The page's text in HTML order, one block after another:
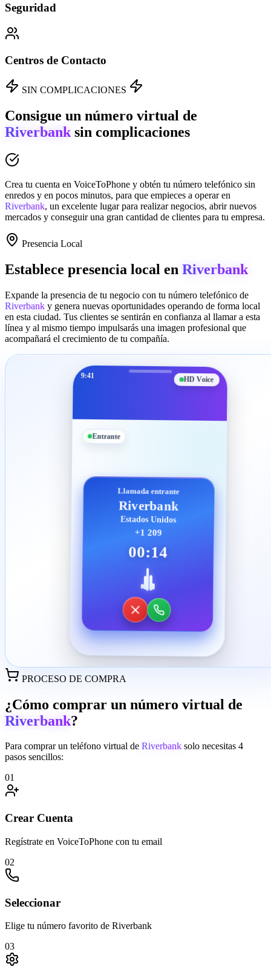
Seguridad
Centros de Contacto
SIN COMPLICACIONES
Consigue un número virtual de
Riverbank sin complicaciones
Crea tu cuenta en VoiceToPhone y obtén tu número telefónico sin
enredos y en pocos minutos, para que empieces a operar en
Riverbank, un excelente lugar para realizar negocios, abrir nuevos
mercados y conseguir una gran cantidad de clientes para tu empresa.
Presencia Local
Establece presencia local en Riverbank
Expande la presencia de tu negocio con tu número telefónico de
Riverbank y genera nuevas oportunidades operando de forma local
en esta ciudad. Tus clientes se sentirán en confianza al llamar a esta
línea y al mismo tiempo impulsarás una imagen profesional que
acompañará el crecimiento de tu compañía.
9:41 HD Voice
Entrante
Llamada entrante
Riverbank
Estados Unidos
+1 209
00:14
PROCESO DE COMPRA
¿Cómo comprar un número virtual de
Riverbank?
Para comprar un teléfono virtual de Riverbank solo necesitas 4
pasos sencillos:
01
Crear Cuenta
Regístrate en VoiceToPhone con tu email
02
Seleccionar
Elige tu número favorito de Riverbank
03